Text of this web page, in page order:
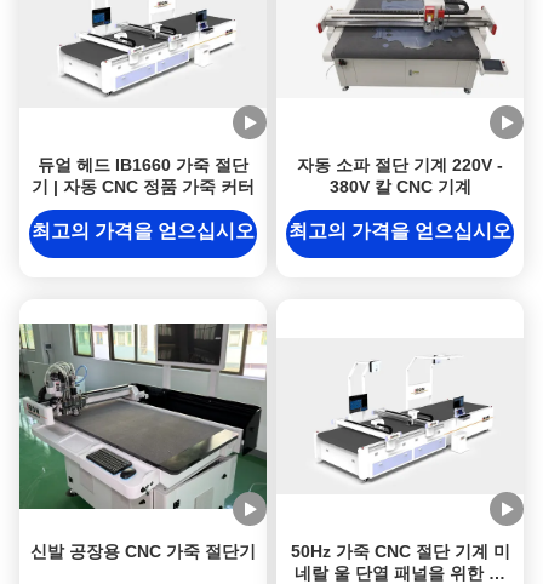
듀얼 헤드 IB1660 가죽 절단
기 | 자동 CNC 정품 가죽 커터
최고의 가격을 얻으십시오
자동 소파 절단 기계 220V -
380V 칼 CNC 기계
최고의 가격을 얻으십시오
신발 공장용 CNC 가죽 절단기
50Hz 가죽 CNC 절단 기계 미
네랄 울 단열 패널을 위한 사